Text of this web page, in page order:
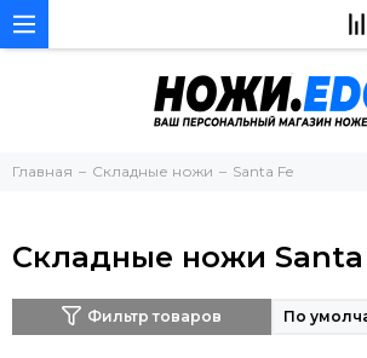
Главная Складные ножи Santa Fe
Складные ножи Santa
Фильтр товаров